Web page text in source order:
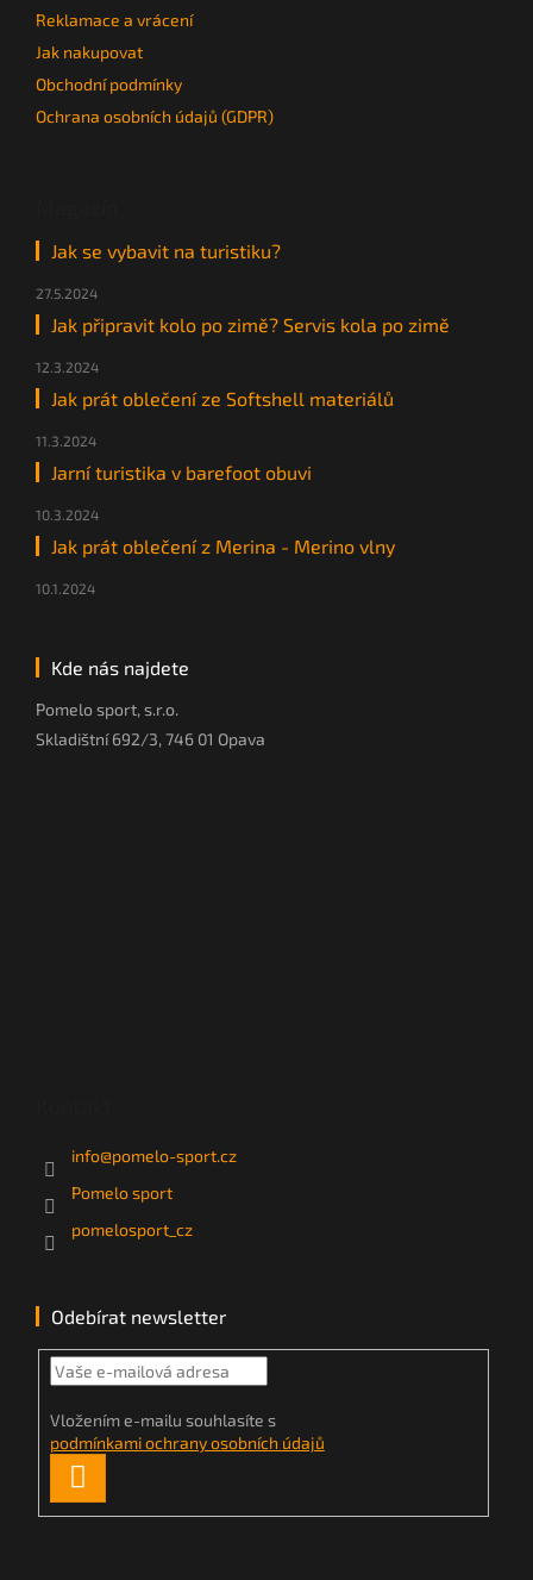
Reklamace a vrácení
Jak nakupovat
Obchodní podmínky
Ochrana osobních údajů (GDPR)
Jak se vybavit na turistiku?
27.5.2024
Jak připravit kolo po zimě? Servis kola po zimě
12.3.2024
Jak prát oblečení ze Softshell materiálů
11.3.2024
Jarní turistika v barefoot obuvi
10.3.2024
Jak prát oblečení z Merina - Merino vlny
10.1.2024
Kde nás najdete
Pomelo sport, s.r.o.
Skladištní 692/3, 746 01 Opava
info@pomelo-sport.cz
Pomelo sport
pomelosport_cz
Odebírat newsletter
Vložením e-mailu souhlasíte s
podmínkami ochrany osobních údajů
SE